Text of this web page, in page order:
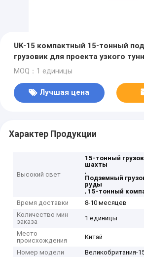
UK-15 компактный 15-тонный
грузовик для проекта узкого
MOQ：1 единицы
Лучшая цена
Характер Продукции
Высокий свет
15-тонный
шахты
,
Подземный
руды
, 15-тонный
Время доставки
8-10 месяцев
Количество мин
заказа
1 единицы
Место
происхождения
Китай
Номер модели
Великобритания-